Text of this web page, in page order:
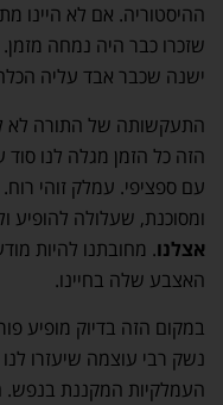
ההיסטוריה. אם לא היינו
שזכרו כבר היה נמחה
ישנה שכבר אבד עליה
התעקשותה של התורה לא
הזה כל הזמן מגלה לנו
עם ספציפי. עמלק זוהי
ומסוכנת, שעלולה להופיע
אצלנו. מחובתנו להיות
האצבע שלה בחיינו.
במקום הזה בדיוק מופיע
נשק רבי עוצמה שיעזרו
העמלקיות המקננת